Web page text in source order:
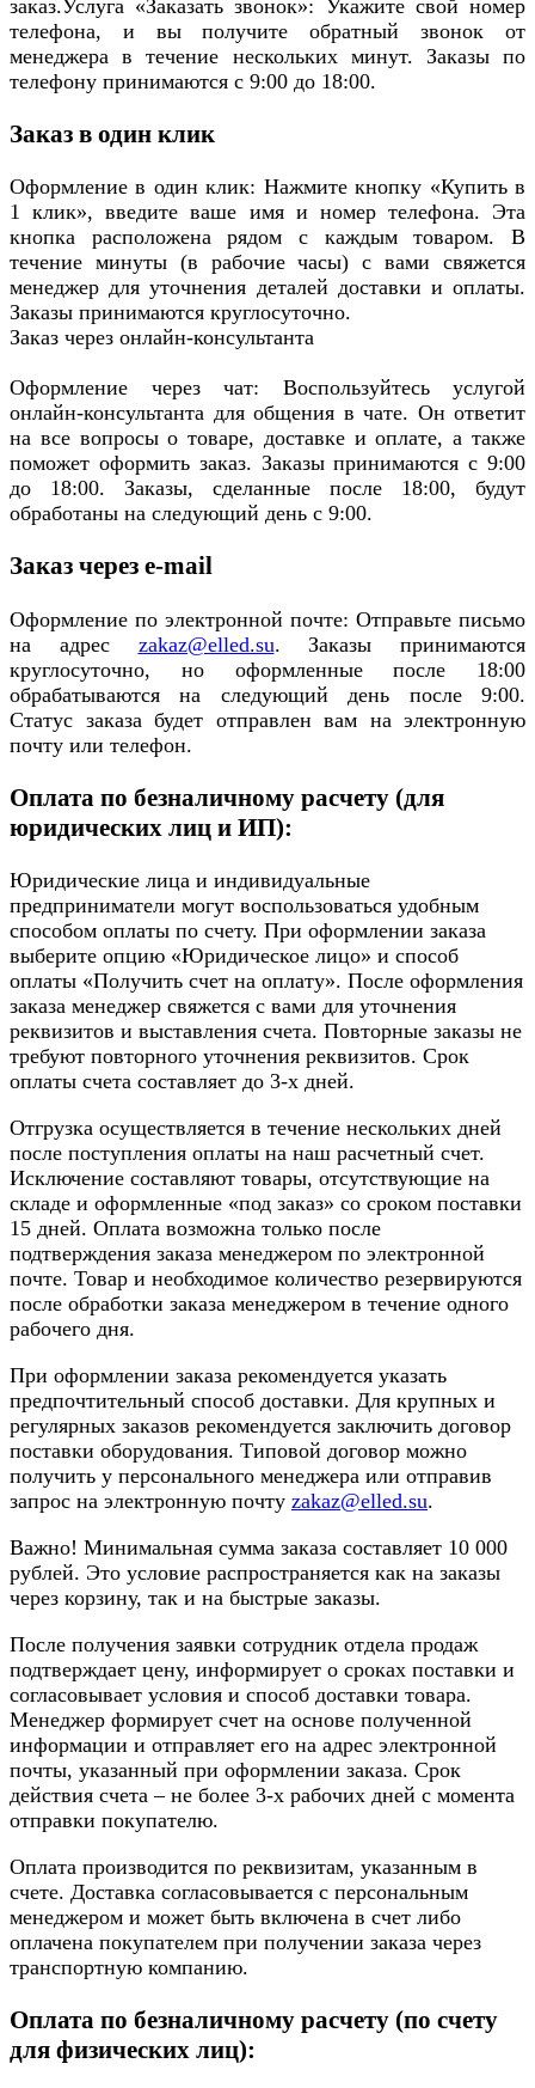
заказ.Услуга «Заказать звонок»: Укажите свой номер
телефона, и вы получите обратный звонок от
менеджера в течение нескольких минут. Заказы по
телефону принимаются с 9:00 до 18:00.
Заказ в один клик
Оформление в один клик: Нажмите кнопку «Купить в
1 клик», введите ваше имя и номер телефона. Эта
кнопка расположена рядом с каждым товаром. В
течение минуты (в рабочие часы) с вами свяжется
менеджер для уточнения деталей доставки и оплаты.
Заказы принимаются круглосуточно.
Заказ через онлайн-консультанта
Оформление через чат: Воспользуйтесь услугой
онлайн-консультанта для общения в чате. Он ответит
на все вопросы о товаре, доставке и оплате, а также
поможет оформить заказ. Заказы принимаются с 9:00
до 18:00. Заказы, сделанные после 18:00, будут
обработаны на следующий день с 9:00.
Заказ через e-mail
Оформление по электронной почте: Отправьте письмо
на адрес zakaz@elled.su. Заказы принимаются
круглосуточно, но оформленные после 18:00
обрабатываются на следующий день после 9:00.
Статус заказа будет отправлен вам на электронную
почту или телефон.
Оплата по безналичному расчету (для
юридических лиц и ИП):
Юридические лица и индивидуальные
предприниматели могут воспользоваться удобным
способом оплаты по счету. При оформлении заказа
выберите опцию «Юридическое лицо» и способ
оплаты «Получить счет на оплату». После оформления
заказа менеджер свяжется с вами для уточнения
реквизитов и выставления счета. Повторные заказы не
требуют повторного уточнения реквизитов. Срок
оплаты счета составляет до 3-х дней.
Отгрузка осуществляется в течение нескольких дней
после поступления оплаты на наш расчетный счет.
Исключение составляют товары, отсутствующие на
складе и оформленные «под заказ» со сроком поставки
15 дней. Оплата возможна только после
подтверждения заказа менеджером по электронной
почте. Товар и необходимое количество резервируются
после обработки заказа менеджером в течение одного
рабочего дня.
При оформлении заказа рекомендуется указать
предпочтительный способ доставки. Для крупных и
регулярных заказов рекомендуется заключить договор
поставки оборудования. Типовой договор можно
получить у персонального менеджера или отправив
запрос на электронную почту zakaz@elled.su.
Важно! Минимальная сумма заказа составляет 10 000
рублей. Это условие распространяется как на заказы
через корзину, так и на быстрые заказы.
После получения заявки сотрудник отдела продаж
подтверждает цену, информирует о сроках поставки и
согласовывает условия и способ доставки товара.
Менеджер формирует счет на основе полученной
информации и отправляет его на адрес электронной
почты, указанный при оформлении заказа. Срок
действия счета – не более 3-х рабочих дней с момента
отправки покупателю.
Оплата производится по реквизитам, указанным в
счете. Доставка согласовывается с персональным
менеджером и может быть включена в счет либо
оплачена покупателем при получении заказа через
транспортную компанию.
Оплата по безналичному расчету (по счету
для физических лиц):